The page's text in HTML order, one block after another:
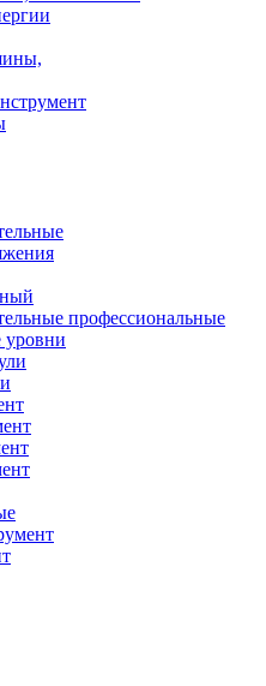
профессиональные
уровни